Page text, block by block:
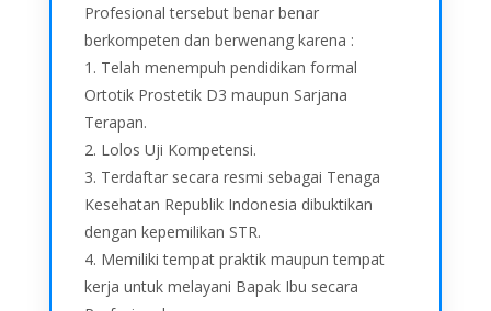
Profesional tersebut benar benar
berkompeten dan berwenang karena :
1. Telah menempuh pendidikan formal
Ortotik Prostetik D3 maupun Sarjana
Terapan.
2. Lolos Uji Kompetensi.
3. Terdaftar secara resmi sebagai Tenaga
Kesehatan Republik Indonesia dibuktikan
dengan kepemilikan STR.
4. Memiliki tempat praktik maupun tempat
kerja untuk melayani Bapak Ibu secara